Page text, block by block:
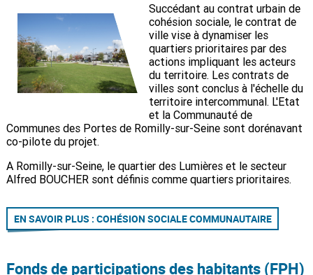
Succédant au contrat urbain de
cohésion sociale, le contrat de
ville vise à dynamiser les
quartiers prioritaires par des
actions impliquant les acteurs
du territoire. Les contrats de
villes sont conclus à l'échelle du
territoire intercommunal. L'Etat
et la Communauté de
Communes des Portes de Romilly-sur-Seine sont dorénavant
co-pilote du projet.
A Romilly-sur-Seine, le quartier des Lumières et le secteur
Alfred BOUCHER sont définis comme quartiers prioritaires.
EN SAVOIR PLUS : COHÉSION SOCIALE COMMUNAUTAIRE
Fonds de participations des habitants (FPH)